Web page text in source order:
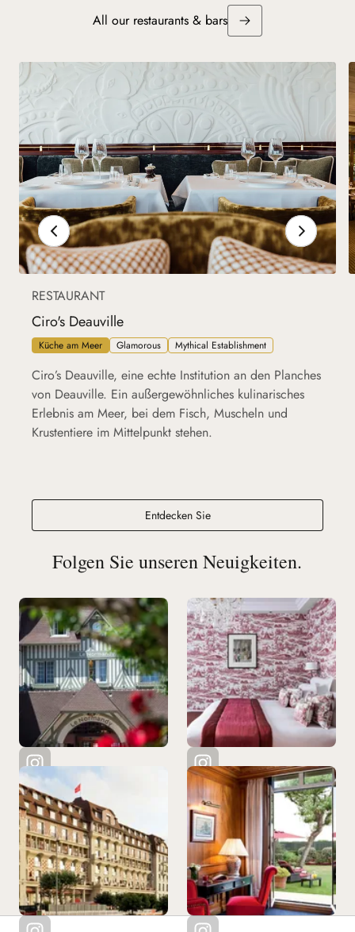
All our restaurants & bars
RESTAURANT
Ciro's Deauville
Küche am Meer Glamorous Mythical Establishment
Ciro’s Deauville, eine echte Institution an den Planches
von Deauville. Ein außergewöhnliches kulinarisches
Erlebnis am Meer, bei dem Fisch, Muscheln und
Krustentiere im Mittelpunkt stehen.
Entdecken SieCiro's Deauville
Folgen Sie unseren Neuigkeiten.